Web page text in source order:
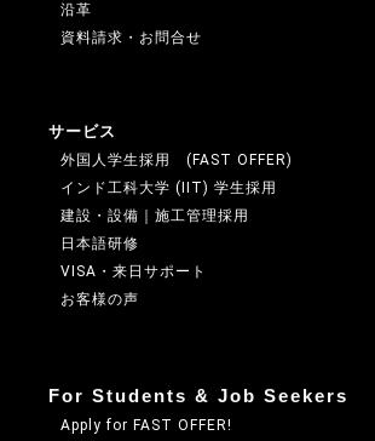
沿革
資料請求・お問合せ
サービス
外国人学生採用 (FAST OFFER)
インド工科大学 (IIT) 学生採用
建設・設備｜施工管理採用
日本語研修
VISA・来日サポート
お客様の声
For Students & Job Seekers
Apply for FAST OFFER!